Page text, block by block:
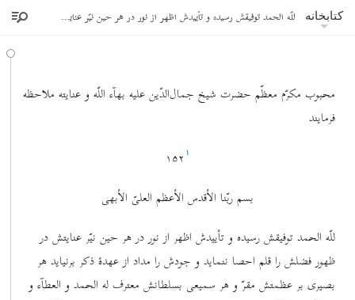
کتابخانه للّه الحمد توفیقش رسیده و تأییدش اظهر از نور در هر حین نیّر عنایتش در ظهور فضلش را قلم احصا ننماید
محبوب مکرّم معظّم حضرت شیخ جمال‌الدّین علیه بهآء اللّه و عنایته ملاحظه
فرمایند
۱۵۲ ١
بسم ربّنا الأقدس الأعظم العلیّ الأبهی
للّه الحمد توفیقش رسیده و تأییدش اظهر از نور در هر حین نیّر عنایتش در
ظهور فضلش را قلم احصا ننماید و جودش را مداد از عهدۀ ذکر برنیاید هر
بصیری بر عظمتش مقرّ و هر سمیعی بسلطانش معترف له الحمد و العطآء و